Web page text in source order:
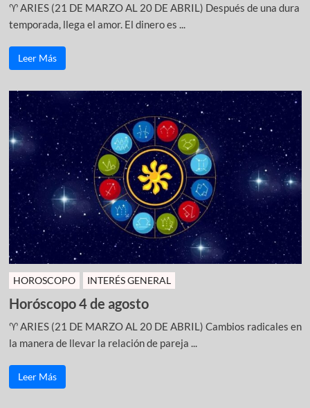
♈ ARIES (21 DE MARZO AL 20 DE ABRIL) Después de una dura
temporada, llega el amor. El dinero es ...
Leer Más
HOROSCOPO INTERÉS GENERAL
Horóscopo 4 de agosto
♈ ARIES (21 DE MARZO AL 20 DE ABRIL) Cambios radicales en
la manera de llevar la relación de pareja ...
Leer Más